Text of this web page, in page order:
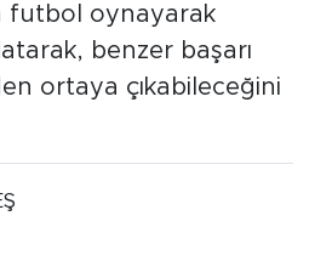
futbol oynayarak
benzer başarı
ortaya çıkabileceğini